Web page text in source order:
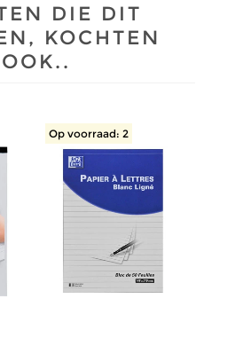
DIE DIT
KOCHTEN
OOK..
Op voorraad: 2